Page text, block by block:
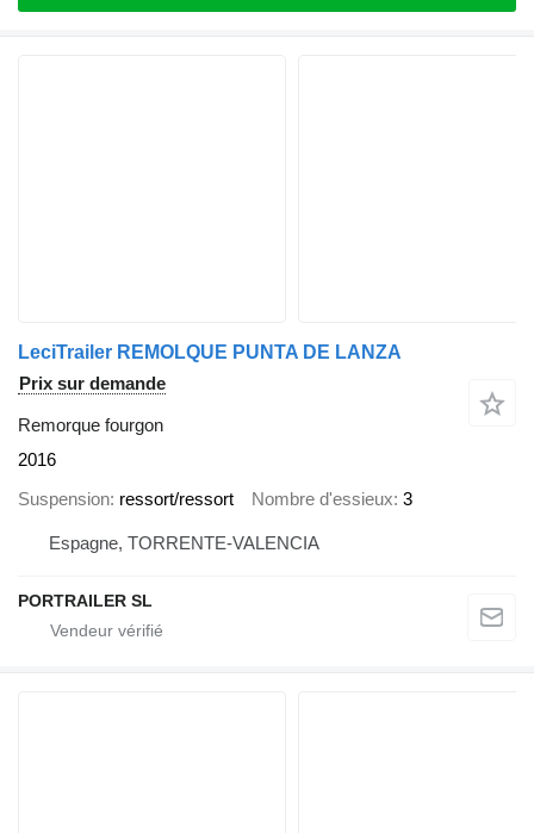
LeciTrailer REMOLQUE PUNTA DE LANZA
Prix sur demande
Remorque fourgon
2016
Suspension ressort/ressort Nombre d'essieux 3
Espagne, TORRENTE-VALENCIA
PORTRAILER SL